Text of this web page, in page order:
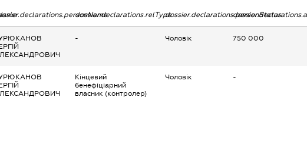
dossier.declarations.relTypedossier.declarations.personStatus
- Чоловік 750 000
Кінцевий
бенефіціарний
власник (контролер)
Чоловік -